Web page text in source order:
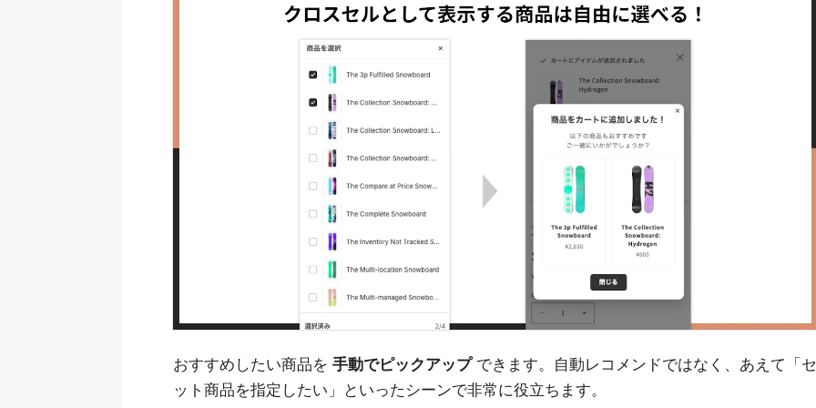
おすすめしたい商品を 手動でピックアップできます。自動レコメンドではなく、あえて「セ
ット商品を指定したい」といったシーンで非常に役立ちます。